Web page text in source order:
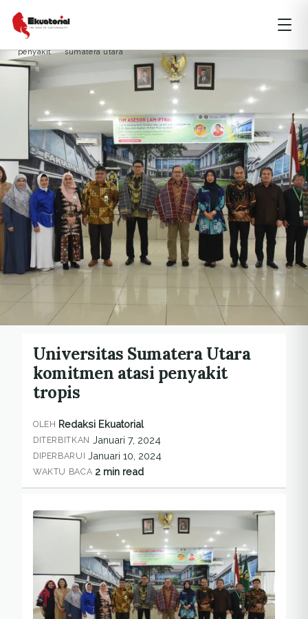
ARTIKEL
penyakit sumatera utara
Universitas Sumatera Utara
komitmen atasi penyakit
tropis
OLEH Redaksi Ekuatorial
DITERBITKAN Januari 7, 2024
DIPERBARUI Januari 10, 2024
WAKTU BACA 2 min read